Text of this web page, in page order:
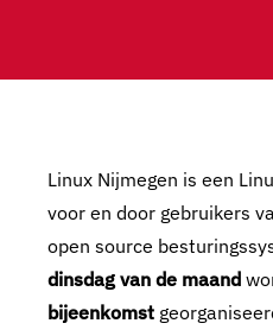
Linux Nijmegen is een
voor en door gebruikers
open source
dinsdag van de maand
bijeenkomst